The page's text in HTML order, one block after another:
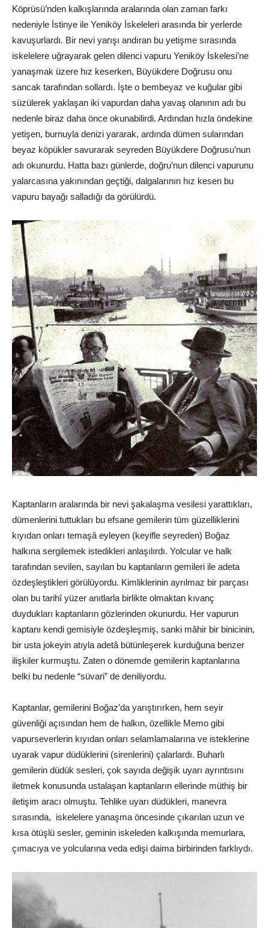
Köprüsü’nden kalkışlarında aralarında olan zaman farkı
nedeniyle İstinye ile Yeniköy İskeleleri arasında bir yerlerde
kavuşurlardı. Bir nevi yarışı andıran bu yetişme sırasında
iskelelere uğrayarak gelen dilenci vapuru Yeniköy İskelesi’ne
yanaşmak üzere hız keserken, Büyükdere Doğrusu onu
sancak tarafından sollardı. İşte o bembeyaz ve kuğular gibi
süzülerek yaklaşan iki vapurdan daha yavaş olanının adı bu
nedenle biraz daha önce okunabilirdi. Ardından hızla öndekine
yetişen, burnuyla denizi yararak, ardında dümen sularından
beyaz köpükler savurarak seyreden Büyükdere Doğrusu’nun
adı okunurdu. Hatta bazı günlerde, doğru’nun dilenci vapurunu
yalarcasına yakınından geçtiği, dalgalarının hız kesen bu
vapuru bayağı salladığı da görülürdü.
Kaptanların aralarında bir nevi şakalaşma vesilesi yarattıkları,
dümenlerini tuttukları bu efsane gemilerin tüm güzelliklerini
kıyıdan onları temaşâ eyleyen (keyifle seyreden) Boğaz
halkına sergilemek istedikleri anlaşılırdı. Yolcular ve halk
tarafından sevilen, sayılan bu kaptanların gemileri ile adeta
özdeşleştikleri görülüyordu. Kimliklerinin ayrılmaz bir parçası
olan bu tarihî yüzer anıtlarla birlikte olmaktan kıvanç
duydukları kaptanların gözlerinden okunurdu. Her vapurun
kaptanı kendi gemisiyle özdeşleşmiş, sanki mâhir bir binicinin,
bir usta jokeyin atıyla adetâ bütünleşerek kurduğuna benzer
ilişkiler kurmuştu. Zaten o dönemde gemilerin kaptanlarına
belki bu nedenle “süvari” de deniliyordu.
Kaptanlar, gemilerini Boğaz’da yarıştırırken, hem seyir
güvenliği açısından hem de halkın, özellikle Memo gibi
vapurseverlerin kıyıdan onları selamlamalarına ve isteklerine
uyarak vapur düdüklerini (sirenlerini) çalarlardı. Buharlı
gemilerin düdük sesleri, çok sayıda değişik uyarı ayrıntısını
iletmek konusunda ustalaşan kaptanların ellerinde müthiş bir
iletişim aracı olmuştu. Tehlike uyarı düdükleri, manevra
sırasında, iskelelere yanaşma öncesinde çıkarılan uzun ve
kısa ötüşlü sesler, geminin iskeleden kalkışında memurlara,
çımacıya ve yolcularına veda edişi daima birbirinden farklıydı.